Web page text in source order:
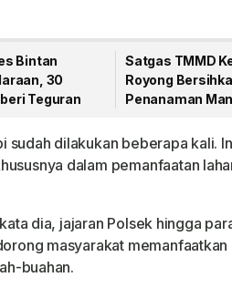
Bintan
30
Teguran
Satgas TMMD
Royong
Penanaman
sudah dilakukan beberapa kali.
dalam pemanfaatan
dia, jajaran Polsek hingga
masyarakat memanfaatkan
buahan.